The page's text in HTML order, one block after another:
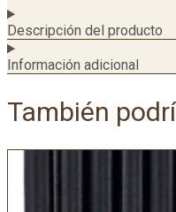
Descripción del producto
Información adicional
También